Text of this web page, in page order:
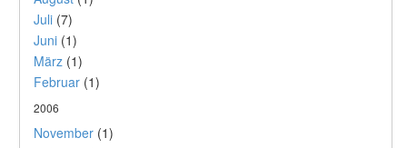
Juli (7)
Juni (1)
März (1)
Februar (1)
2006
November (1)